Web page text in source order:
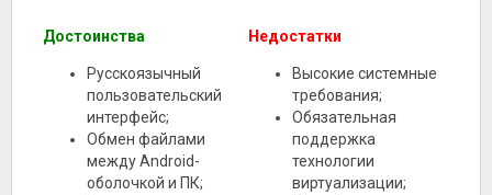
Достоинства
Русскоязычный
пользовательский
интерфейс;
Обмен файлами
между Android-
оболочкой и ПК;
Недостатки
Высокие системные
требования;
Обязательная
поддержка
технологии
виртуализации;